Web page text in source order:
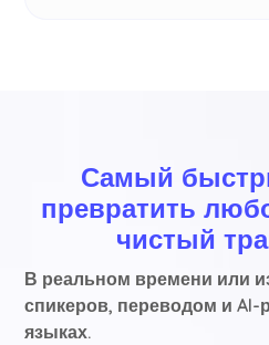
Самый
превратить
чистый
В реальном времени или
спикеров, переводом и AI-
языках.